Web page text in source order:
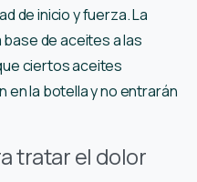
de inicio y fuerza. La
de aceites a las
ciertos aceites
la botella y no entrarán
tratar el dolor